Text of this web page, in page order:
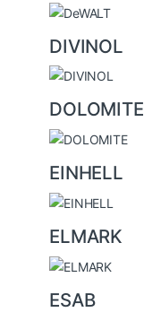
DIVINOL
DOLOMITE
EINHELL
ELMARK
ESAB